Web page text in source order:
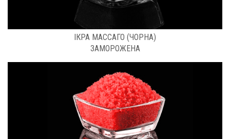
ІКРА МАССАГО (ЧОРНА)
ЗАМОРОЖЕНА